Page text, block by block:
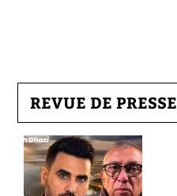
REVUE DE PRESSE